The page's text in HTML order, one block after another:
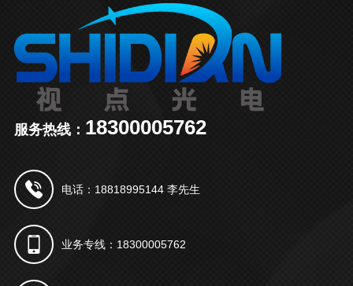
服务热线： 18300005762
电话：18818995144 李先生
业务专线：18300005762